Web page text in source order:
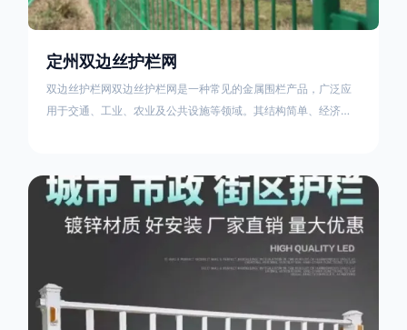
定州双边丝护栏网
双边丝护栏网双边丝护栏网是一种常见的金属围栏产品，广泛应
用于交通、工业、农业及公共设施等领域。其结构简单、经济实
边丝护栏网由低碳钢丝（Q235材质）通过焊接或编织形成网格结
构，网片两侧各有一根加固的纵向钢丝（双边丝），用于与立柱
连接固定。其表面通常采用镀锌、喷塑或浸塑处理，以增强耐腐